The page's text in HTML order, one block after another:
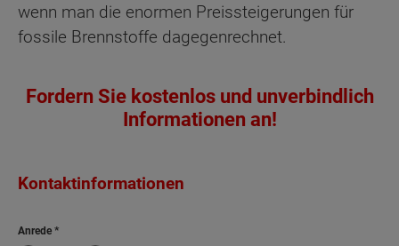
wenn man die enormen Preissteigerungen für
fossile Brennstoffe dagegenrechnet.
Fordern Sie kostenlos und unverbindlich
Informationen an!
Kontaktinformationen
Anrede